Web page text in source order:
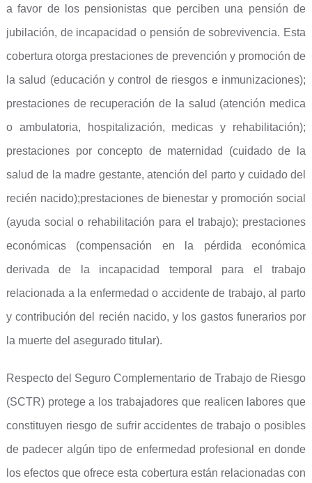
a favor de los pensionistas que perciben una pensión de
jubilación, de incapacidad o pensión de sobrevivencia. Esta
cobertura otorga prestaciones de prevención y promoción de
la salud (educación y control de riesgos e inmunizaciones);
prestaciones de recuperación de la salud (atención medica
o ambulatoria, hospitalización, medicas y rehabilitación);
prestaciones por concepto de maternidad (cuidado de la
salud de la madre gestante, atención del parto y cuidado del
recién nacido);prestaciones de bienestar y promoción social
(ayuda social o rehabilitación para el trabajo); prestaciones
económicas (compensación en la pérdida económica
derivada de la incapacidad temporal para el trabajo
relacionada a la enfermedad o accidente de trabajo, al parto
y contribución del recién nacido, y los gastos funerarios por
la muerte del asegurado titular).
Respecto del Seguro Complementario de Trabajo de Riesgo
(SCTR) protege a los trabajadores que realicen labores que
constituyen riesgo de sufrir accidentes de trabajo o posibles
de padecer algún tipo de enfermedad profesional en donde
los efectos que ofrece esta cobertura están relacionadas con